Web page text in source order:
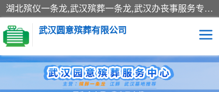
湖北殡仪一条龙,武汉殡葬一条龙,武汉办丧事服务专理红白佛事、病人临终关怀、医院或家中老人去世穿寿衣、灵车遗体接运、殡仪馆告别厅预约、办理火葬场手续、民俗丧事策划、遗体告别仪式、民俗礼仪服务、殡葬礼仪策划、陵园墓位导购、寺庙塔位择吉、往生功德策划、民俗功德策划、异地殡葬礼仪服务、异地骨灰接送返乡
武汉圆意殡葬有限公司
殡葬一条龙服务 江葬一条龙服务